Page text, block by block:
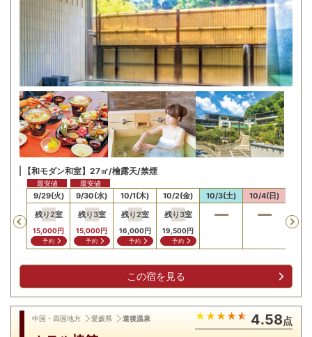
【和モダン和室】27㎡/檜露天/禁煙
Previous
9/29(火)
残り2室
15,000円
予約
最安値
9/30(水)
残り3室
15,000円
予約
最安値
10/1(木)
残り2室
16,000円
予約
10/2(金)
残り3室
19,500円
予約
10/3(土) 10/4(日)
この宿を見る
中国・四国地方 愛媛県 道後温泉 4.58点